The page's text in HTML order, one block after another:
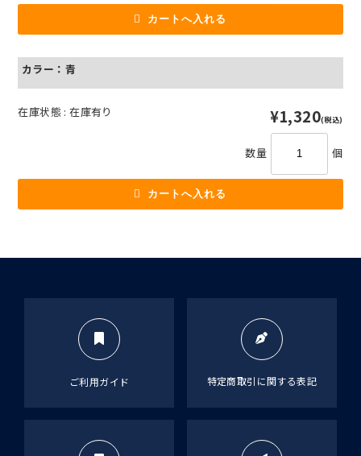
カラー：青
在庫状態 : 在庫有り ¥1,320(税込)
数量 個
ご利用ガイド 特定商取引に関する表記